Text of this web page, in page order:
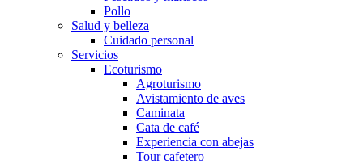
Pollo
Salud y belleza
Cuidado personal
Servicios
Ecoturismo
Agroturismo
Avistamiento de aves
Caminata
Cata de café
Experiencia con abejas
Tour cafetero